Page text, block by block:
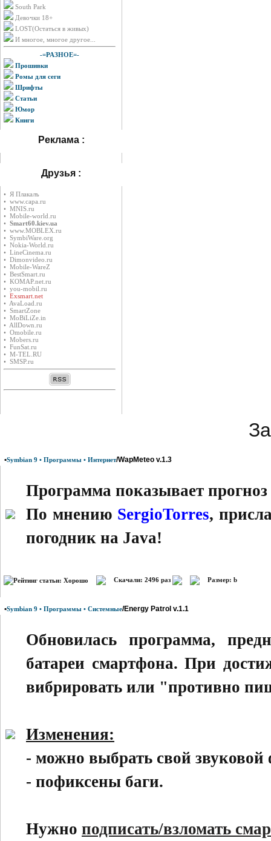
South Park
Девочки 18+
LOST(Остаться в живых)
И многое, многое другое...
-=РАЗНОЕ=-
Прошивки
Ромы для сеги
Шрифты
Статьи
Юмор
Книги
Реклама :
Друзья :
• Я Плакалъ
• www.capa.ru
• MNIS.ru
• Mobile-world.ru
• Smart60.kiev.ua
• www.MOBLEX.ru
• SymbiWare.org
• Nokia-World.ru
• LineCinema.ru
• Dimonvideo.ru
• Mobile-WareZ
• BestSmart.ru
• KOMAP.net.ru
• you-mobil.ru
• Exsmart.net
• AvaLoad.ru
• SmartZone
• MoBiLiZe.in
• AllDown.ru
• Оmobile.ru
• Mobers.ru
• FunSat.ru
• M-TEL.RU
• SMSP.ru
•Symbian 9 • Программы • Интернет/WapMeteo v.1.3
Программа показывает
По мнению SergioTorres,
погодник на Java!
Скачали: 2496 раз Размер: b
•Symbian 9 • Программы • Системные/Energy Patrol v.1.1
Обновилась программа,
батареи смартфона. При
вибрировать или "противно
Изменения:
- можно выбрать свой
- пофиксены баги.
Нужно подписать/взломать